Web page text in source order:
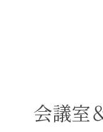
会議室